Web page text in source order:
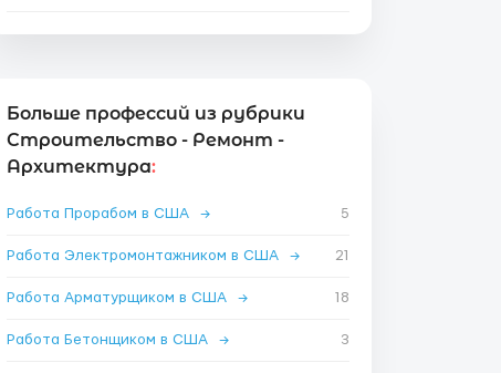
Больше профессий из рубрики
Строительство - Ремонт -
Архитектура:
Работа Прорабом в США → 5
Работа Электромонтажником в США → 21
Работа Арматурщиком в США → 18
Работа Бетонщиком в США → 3